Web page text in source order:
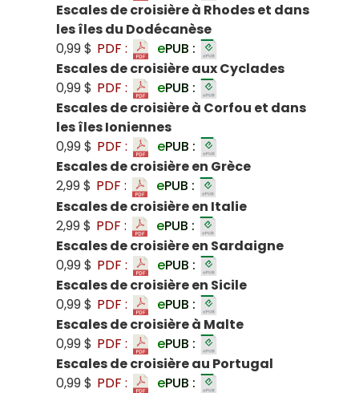
Escales de croisière à Rhodes et dans
les îles du Dodécanèse
0,99 $ PDF : ePUB :
Escales de croisière aux Cyclades
0,99 $ PDF : ePUB :
Escales de croisière à Corfou et dans
les îles Ioniennes
0,99 $ PDF : ePUB :
Escales de croisière en Grèce
2,99 $ PDF : ePUB :
Escales de croisière en Italie
2,99 $ PDF : ePUB :
Escales de croisière en Sardaigne
0,99 $ PDF : ePUB :
Escales de croisière en Sicile
0,99 $ PDF : ePUB :
Escales de croisière à Malte
0,99 $ PDF : ePUB :
Escales de croisière au Portugal
0,99 $ PDF : ePUB :